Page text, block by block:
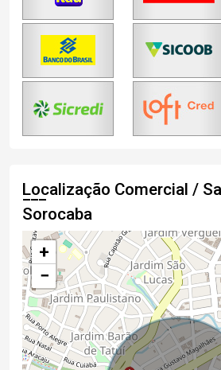
Localização Comercial /
Sorocaba
+
−